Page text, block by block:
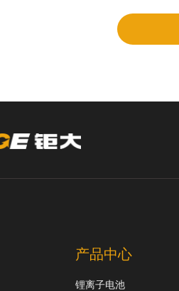
产品中心
锂离子电池